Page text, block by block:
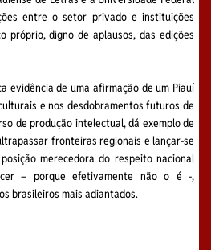
entre o setor privado e instituições
próprio, digno de aplausos, das edições
de uma afirmação de um Piauí
e nos desdobramentos futuros de
de produção intelectual, dá exemplo de
fronteiras regionais e lançar-se
merecedora do respeito nacional
– porque efetivamente não o é -,
brasileiros mais adiantados.